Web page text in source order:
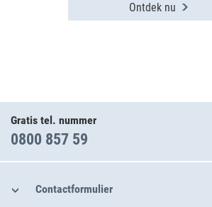
Ontdek nu
Gratis tel. nummer
0800 857 59
Contactformulier